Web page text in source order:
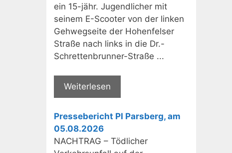
ein 15-jähr. Jugendlicher mit
seinem E-Scooter von der linken
Gehwegseite der Hohenfelser
Straße nach links in die Dr.-
Schrettenbrunner-Straße ...
Weiterlesen
Pressebericht PI Parsberg, am
05.08.2026
NACHTRAG – Tödlicher